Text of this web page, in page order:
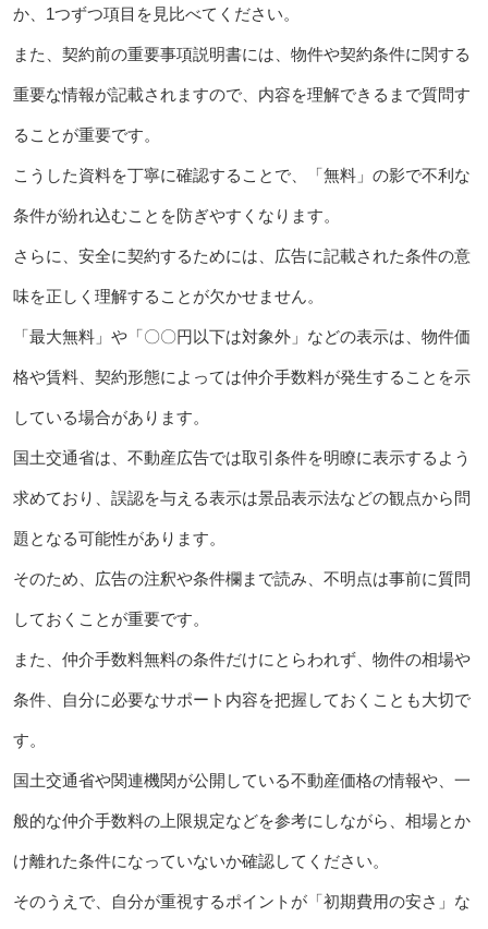
か、1つずつ項目を見比べてください。
また、契約前の重要事項説明書には、物件や契約条件に関する
重要な情報が記載されますので、内容を理解できるまで質問す
ることが重要です。
こうした資料を丁寧に確認することで、「無料」の影で不利な
条件が紛れ込むことを防ぎやすくなります。
さらに、安全に契約するためには、広告に記載された条件の意
味を正しく理解することが欠かせません。
「最大無料」や「〇〇円以下は対象外」などの表示は、物件価
格や賃料、契約形態によっては仲介手数料が発生することを示
している場合があります。
国土交通省は、不動産広告では取引条件を明瞭に表示するよう
求めており、誤認を与える表示は景品表示法などの観点から問
題となる可能性があります。
そのため、広告の注釈や条件欄まで読み、不明点は事前に質問
しておくことが重要です。
また、仲介手数料無料の条件だけにとらわれず、物件の相場や
条件、自分に必要なサポート内容を把握しておくことも大切で
す。
国土交通省や関連機関が公開している不動産価格の情報や、一
般的な仲介手数料の上限規定などを参考にしながら、相場とか
け離れた条件になっていないか確認してください。
そのうえで、自分が重視するポイントが「初期費用の安さ」な